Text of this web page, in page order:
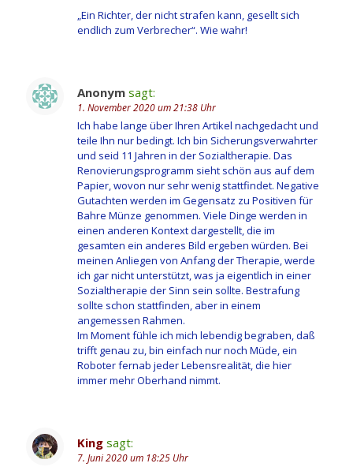
„Ein Richter, der nicht strafen kann, gesellt sich
endlich zum Verbrecher“. Wie wahr!
Anonym sagt:
1. November 2020 um 21:38 Uhr
Ich habe lange über Ihren Artikel nachgedacht und
teile Ihn nur bedingt. Ich bin Sicherungsverwahrter
und seid 11 Jahren in der Sozialtherapie. Das
Renovierungsprogramm sieht schön aus auf dem
Papier, wovon nur sehr wenig stattfindet. Negative
Gutachten werden im Gegensatz zu Positiven für
Bahre Münze genommen. Viele Dinge werden in
einen anderen Kontext dargestellt, die im
gesamten ein anderes Bild ergeben würden. Bei
meinen Anliegen von Anfang der Therapie, werde
ich gar nicht unterstützt, was ja eigentlich in einer
Sozialtherapie der Sinn sein sollte. Bestrafung
sollte schon stattfinden, aber in einem
angemessen Rahmen.
Im Moment fühle ich mich lebendig begraben, daß
trifft genau zu, bin einfach nur noch Müde, ein
Roboter fernab jeder Lebensrealität, die hier
immer mehr Oberhand nimmt.
King sagt:
7. Juni 2020 um 18:25 Uhr